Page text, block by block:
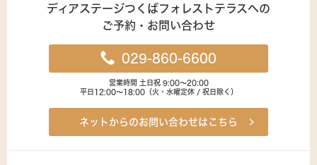
ディアステージつくばフォレストテラスへの
ご予約・お問い合わせ
029-860-6600
営業時間 土日祝 9:00～20:00
平日12:00～18:00（火・水曜定休 / 祝日除く）
ネットからのお問い合わせはこちら